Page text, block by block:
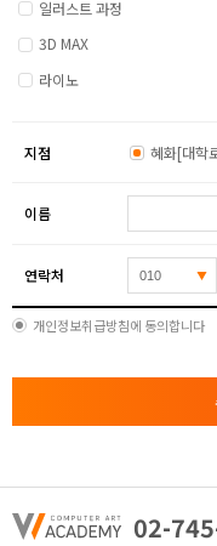
1
- 주거공간 가
상업 공간별 이
- 상업공간 가구
- 화장실 공간
실내의 구성요소
- 실내 가구표현
치수선 및 각종
- 입면도의 이해
투시도와 컬러
일러스트 과정
3D MAX
라이노
지점 혜화[대학
이름
연락처
개인정보취급방침에 동의합니다
02-